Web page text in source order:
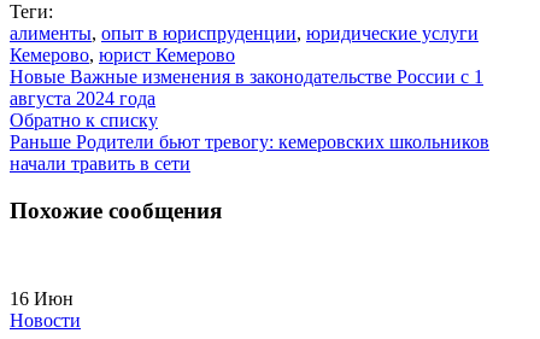
Теги:
алименты, опыт в юриспруденции, юридические услуги
Кемерово, юрист Кемерово
Новые Важные изменения в законодательстве России с 1
августа 2024 года
Обратно к списку
Раньше Родители бьют тревогу: кемеровских школьников
начали травить в сети
Похожие сообщения
16 Июн
Новости